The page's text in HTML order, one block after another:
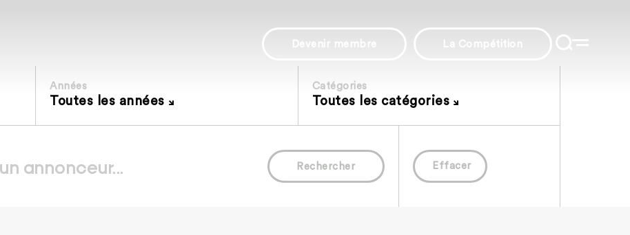
Devenir membre La Compétition
Années
Toutes les années
Catégories
Toutes les catégories
Rechercher Effacer